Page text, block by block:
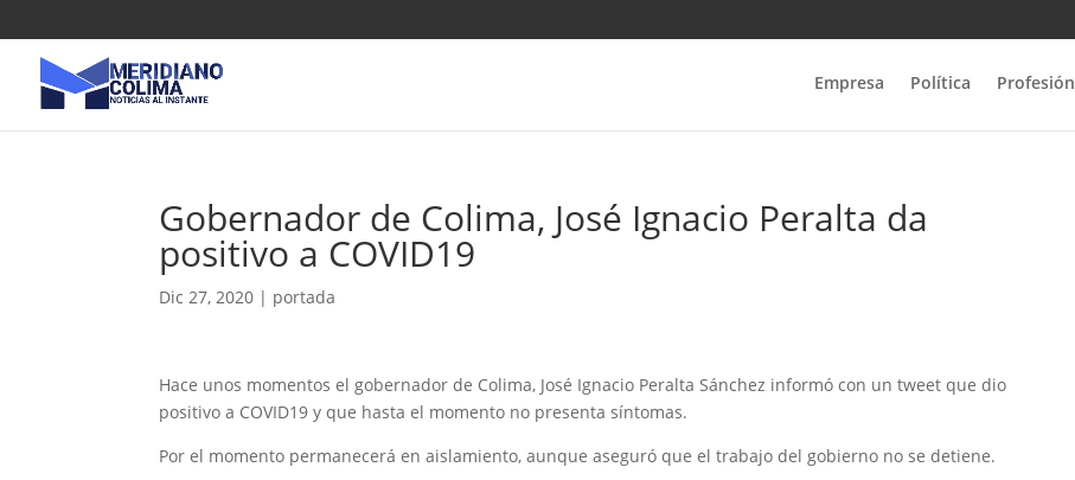
Empresa Política Profesión
Gobernador de Colima, José Ignacio Peralta da
positivo a COVID19
Dic 27, 2020 | portada
Hace unos momentos el gobernador de Colima, José Ignacio Peralta Sánchez informó con un tweet que dio
positivo a COVID19 y que hasta el momento no presenta síntomas.
Por el momento permanecerá en aislamiento, aunque aseguró que el trabajo del gobierno no se detiene.